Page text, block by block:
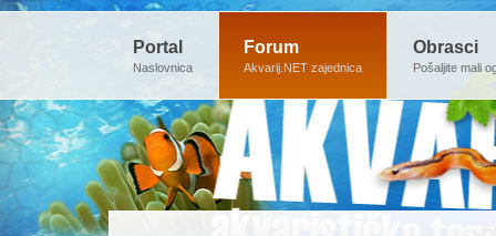
Portal
Naslovnica
Forum
Akvarij.NET zajednica
Obrasci
Pošaljite mali